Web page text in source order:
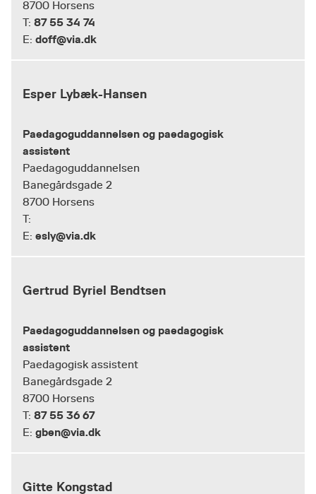
8700 Horsens
T: 87 55 34 74
E: doff@via.dk
Esper Lybæk-Hansen
Paedagoguddannelsen og paedagogisk
assistent
Paedagoguddannelsen
Banegårdsgade 2
8700 Horsens
T:
E: esly@via.dk
Gertrud Byriel Bendtsen
Paedagoguddannelsen og paedagogisk
assistent
Paedagogisk assistent
Banegårdsgade 2
8700 Horsens
T: 87 55 36 67
E: gben@via.dk
Gitte Kongstad